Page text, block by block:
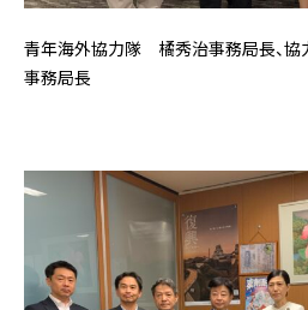
青年海外協力隊 橘秀治事務局長、
事務局長